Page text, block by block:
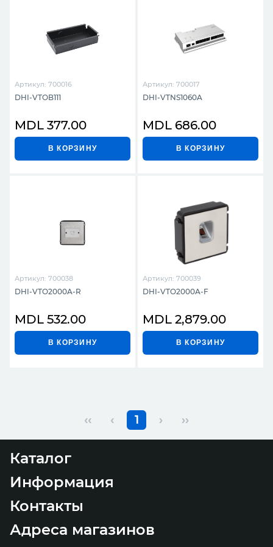
Артикул: 700016
DHI-VTOB111
MDL 377.00
В КОРЗИНУ
Артикул: 700017
DHI-VTNS1060A
MDL 686.00
В КОРЗИНУ
Артикул: 700038
DHI-VTO2000A-R
MDL 532.00
В КОРЗИНУ
Артикул: 700039
DHI-VTO2000A-F
MDL 2,879.00
В КОРЗИНУ
‹‹ ‹ 1 › ››
Каталог
Информация
Контакты
Адреса магазинов